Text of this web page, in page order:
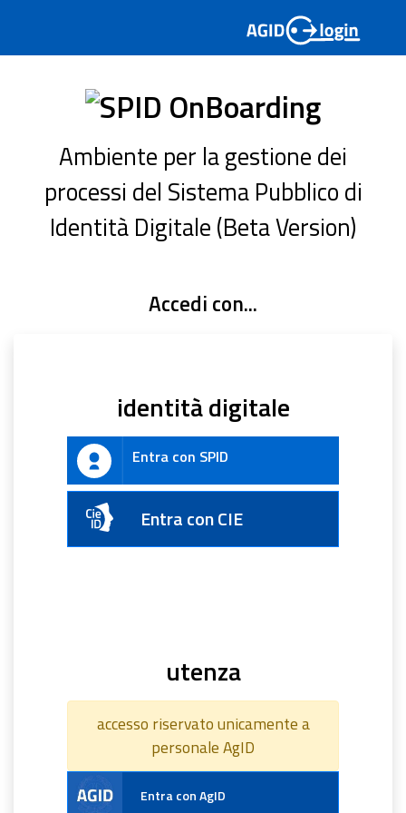
Ambiente per la gestione dei
processi del Sistema Pubblico di
Identità Digitale (Beta Version)
Accedi con...
identità digitale
Entra con SPID
Entra con CIE
utenza
accesso riservato unicamente a
personale AgID
Entra con AgID